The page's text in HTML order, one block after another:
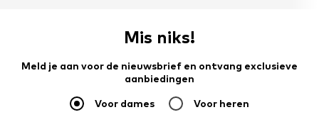
Mis niks!
Meld je aan voor de nieuwsbrief en ontvang exclusieve
aanbiedingen
Voor dames Voor heren